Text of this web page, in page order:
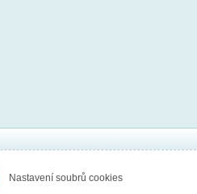
Nastavení soubrů cookies